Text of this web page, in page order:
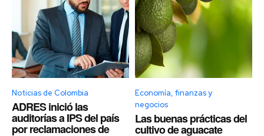
Noticias de Colombia
ADRES inició las
auditorías a IPS del país
por reclamaciones de
Economía, finanzas y
negocios
Las buenas prácticas del
cultivo de aguacate